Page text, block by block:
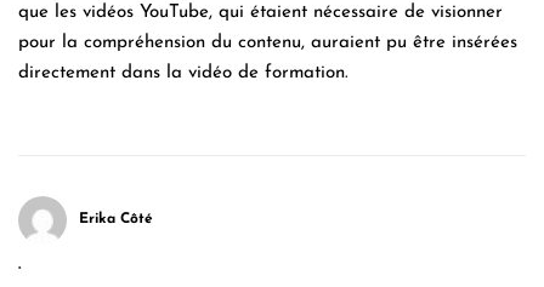
que les vidéos YouTube, qui étaient nécessaire de visionner
pour la compréhension du contenu, auraient pu être insérées
directement dans la vidéo de formation.
Erika Côté
.